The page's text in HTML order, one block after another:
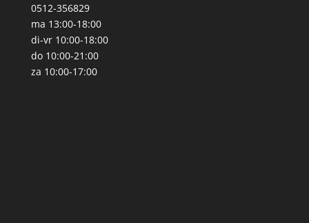
0512-356829
ma 13:00-18:00
di-vr 10:00-18:00
do 10:00-21:00
za 10:00-17:00